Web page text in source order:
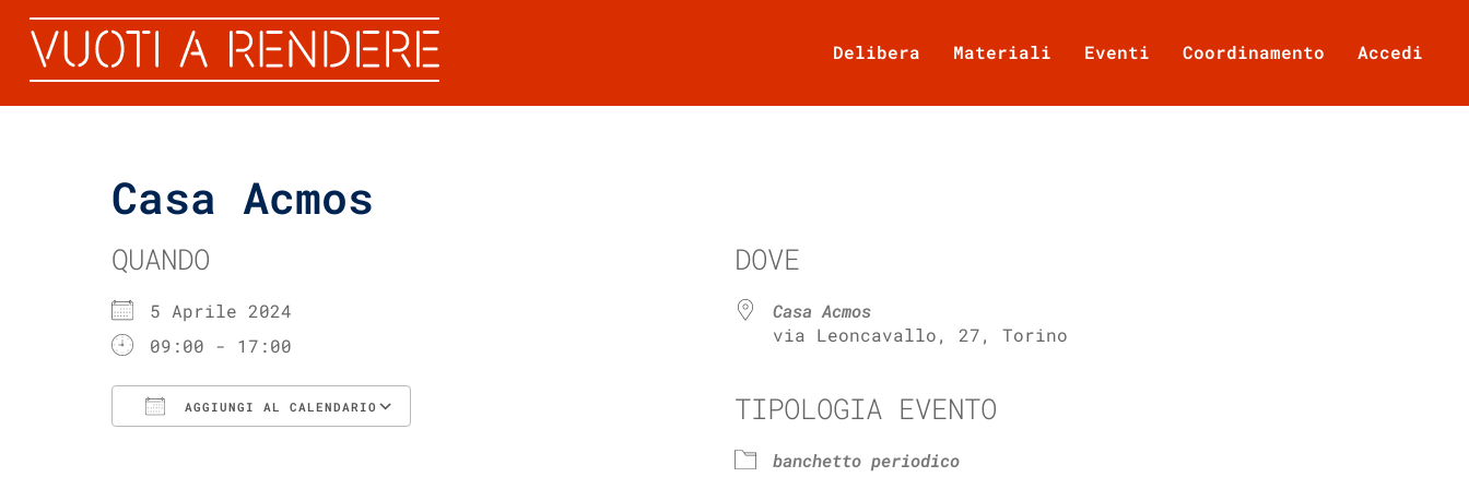
Delibera Materiali Eventi Coordinamento Accedi
Casa Acmos
QUANDO
5 Aprile 2024
09:00 - 17:00
AGGIUNGI AL CALENDARIO
iCalendar
DOVE
Casa Acmos
via Leoncavallo, 27, Torino
TIPOLOGIA EVENTO
banchetto periodico